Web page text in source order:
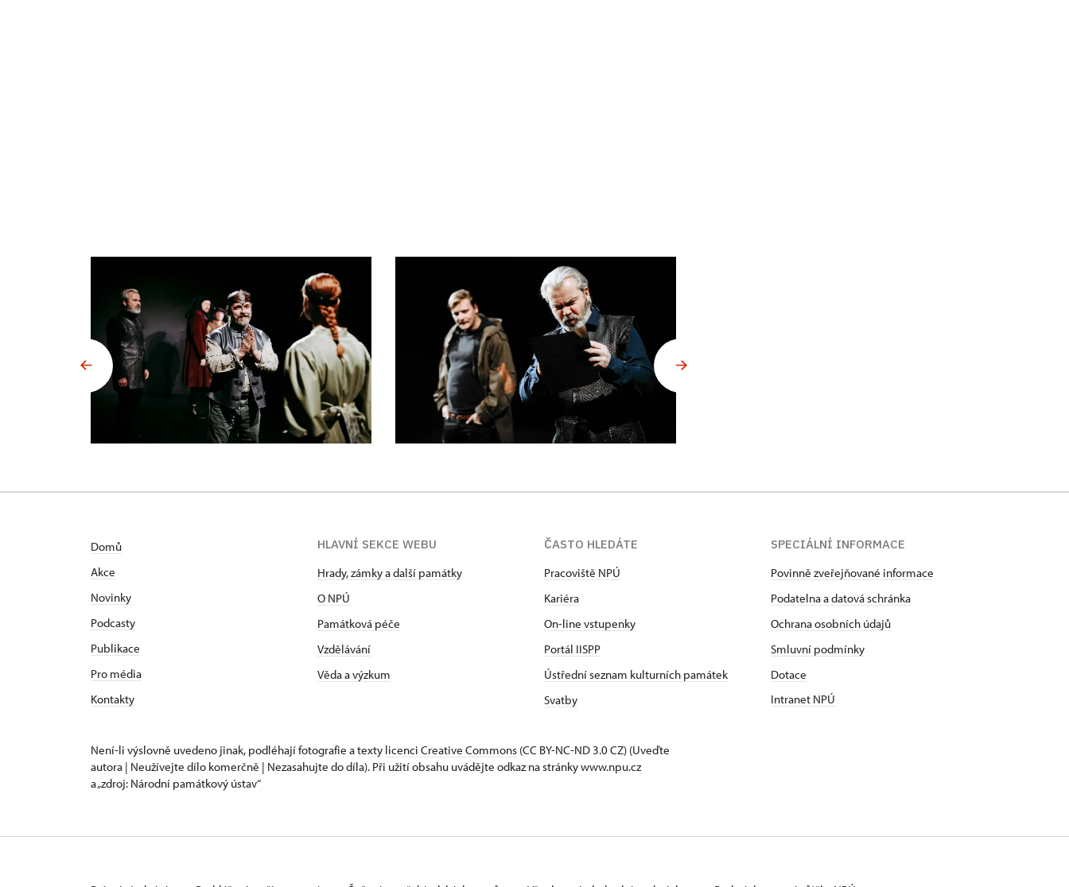
Domů
Akce
Novinky
Podcasty
Publikace
Pro média
Kontakty
HLAVNÍ SEKCE WEBU
Hrady, zámky a další památky
O NPÚ
Památková péče
Vzdělávání
Věda a výzkum
ČASTO HLEDÁTE
Pracoviště NPÚ
Kariéra
On-line vstupenky
Portál IISPP
Ústřední seznam kulturních památek
Svatby
SPECIÁLNÍ INFORMACE
Povinně zveřejňované informace
Podatelna a datová schránka
Ochrana osobních údajů
Smluvní podmínky
Dotace
Intranet NPÚ
Není-li výslovně uvedeno jinak, podléhají fotografie a texty licenci Creative Commons (CC BY-NC-ND 3.0 CZ) (Uveďte
autora | Neužívejte dílo komerčně | Nezasahujte do díla). Při užití obsahu uvádějte odkaz na stránky www.npu.cz
a „zdroj: Národní památkový ústav“